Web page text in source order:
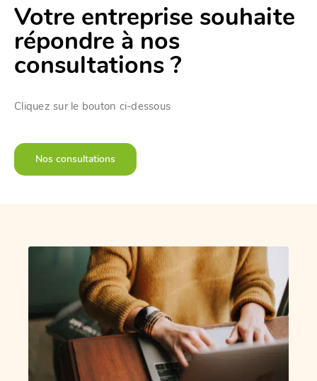
Votre entreprise souhaite
répondre à nos
consultations ?
Cliquez sur le bouton ci-dessous
Nos consultations